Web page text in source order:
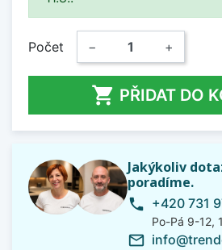
Počet − +
 PŘIDAT DO
Jakýkoliv
poradíme.
phone +420 731
Po-Pá 9-12,
mail_outline